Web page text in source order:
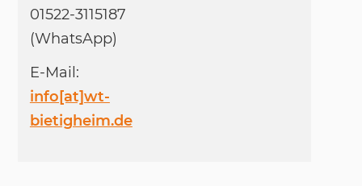
01522-3115187
(Whats­App)
E-Mail:
info[at]wt-
bietigheim.de